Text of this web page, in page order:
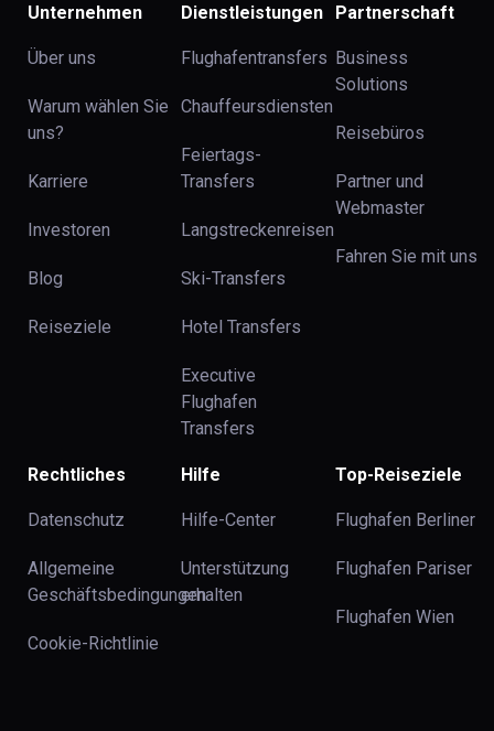
Unternehmen
Über uns
Warum wählen Sie
uns?
Karriere
Investoren
Blog
Reiseziele
Dienstleistungen
Flughafentransfers
Chauffeursdiensten
Feiertags-
Transfers
Langstreckenreisen
Ski-Transfers
Hotel Transfers
Executive
Flughafen
Transfers
Partnerschaft
Business
Solutions
Reisebüros
Partner und
Webmaster
Fahren Sie mit uns
Rechtliches
Datenschutz
Allgemeine
Geschäftsbedingungen
Cookie-Richtlinie
Hilfe
Hilfe-Center
Unterstützung
erhalten
Top-Reiseziele
Flughafen Berliner
Flughafen Pariser
Flughafen Wien